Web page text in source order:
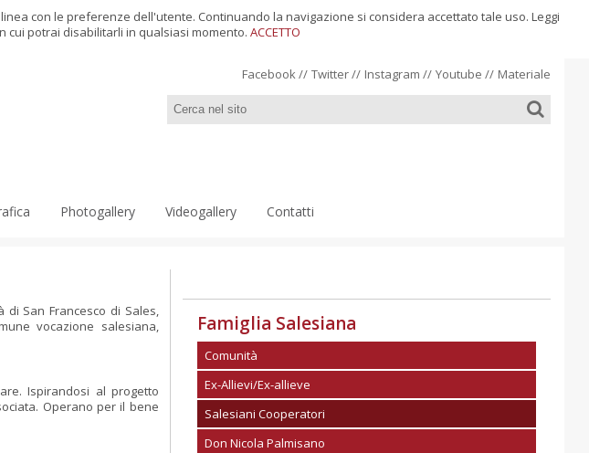
con le preferenze dell'utente. Continuando la navigazione si considera accettato tale uso. Leggi
cui potrai disabilitarli in qualsiasi momento. ACCETTO
Facebook// Twitter// Instagram // Youtube // Materiale
Photogallery Videogallery Contatti
di San Francesco di Sales,
vocazione salesiana,
Ispirandosi al progetto
Operano per il bene
Famiglia Salesiana
Comunità
Ex-Allievi/Ex-allieve
Salesiani Cooperatori
Don Nicola Palmisano